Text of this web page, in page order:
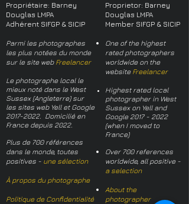
Propriétaire: Barney
Douglas LMPA
Adhérent SIFGP & SICIP
Parmi les photographes
les plus notées du monde
sur le site web Freelancer
Le photographe local le
mieux noté dans le West
Sussex (Angleterre) sur
les sites web Yell et Google
2017-2022. Domicilié en
France depuis 2022.
Plus de 700 références
dans le monde, toutes
positives - une sélection
À propos du photographe
Politique de Confidentialité
Proprietor: Barney
Douglas LMPA
Member SIFGP & SICIP
One of the highest
rated photographers
worldwide on the
website Freelancer
Highest rated local
photographer in West
Sussex on Yell and
Google 2017 - 2022
(when I moved to
France)
Over 700 references
worldwide, all positive -
a selection
About the
photographer